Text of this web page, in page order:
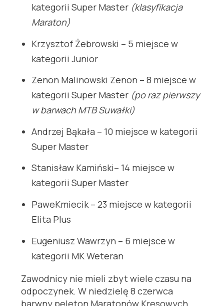
kategorii Super Master (klasyfikacja
Maraton)
Krzysztof Żebrowski – 5 miejsce w
kategorii Junior
Zenon Malinowski Zenon – 8 miejsce w
kategorii Super Master (po raz pierwszy
w barwach MTB Suwałki)
Andrzej Bąkała – 10 miejsce w kategorii
Super Master
Stanisław Kamiński– 14 miejsce w
kategorii Super Master
PaweKmiecik – 23 miejsce w kategorii
Elita Plus
Eugeniusz Wawrzyn – 6 miejsce w
kategorii MK Weteran
Zawodnicy nie mieli zbyt wiele czasu na
odpoczynek. W niedzielę 8 czerwca
barwny peleton Maratonów Kresowych